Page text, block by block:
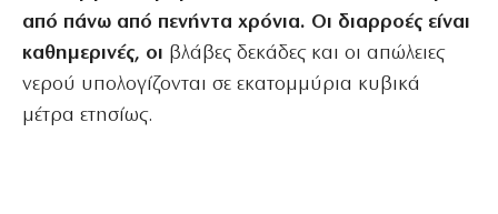
από πάνω από πενήντα χρόνια. Οι διαρροές είναι
καθημερινές, οι βλάβες δεκάδες και οι απώλειες
νερού υπολογίζονται σε εκατομμύρια κυβικά
μέτρα ετησίως.